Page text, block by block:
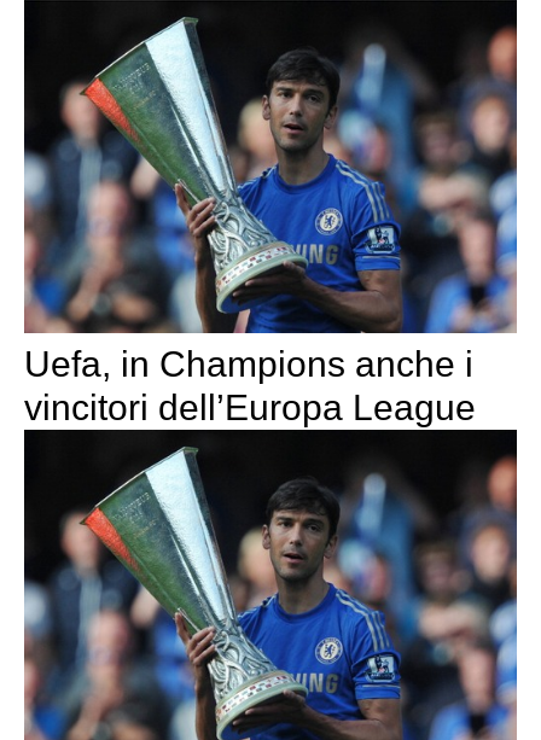
Uefa, in Champions anche i
vincitori dell’Europa League